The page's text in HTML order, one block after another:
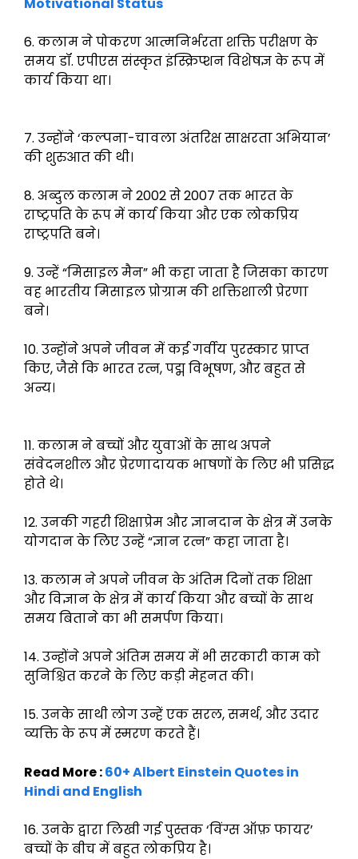
6. कलाम ने पोकरण आत्मनिर्भरता शक्ति परीक्षण के
समय डॉ. एपीएस संस्कृत इंस्क्रिप्शन विशेषज्ञ के रूप में
कार्य किया था।
7. उन्होंने ‘कल्पना-चावला अंतरिक्ष साक्षरता अभियान’
की शुरुआत की थी।
8. अब्दुल कलाम ने 2002 से 2007 तक भारत के
राष्ट्रपति के रूप में कार्य किया और एक लोकप्रिय
राष्ट्रपति बने।
9. उन्हें “मिसाइल मैन” भी कहा जाता है जिसका कारण
वह भारतीय मिसाइल प्रोग्राम की शक्तिशाली प्रेरणा
बने।
10. उन्होंने अपने जीवन में कई गर्वीय पुरस्कार प्राप्त
किए, जैसे कि भारत रत्न, पद्म विभूषण, और बहुत से
अन्य।
11. कलाम ने बच्चों और युवाओं के साथ अपने
संवेदनशील और प्रेरणादायक भाषणों के लिए भी प्रसिद्ध
होते थे।
12. उनकी गहरी शिक्षाप्रेम और ज्ञानदान के क्षेत्र में उनके
योगदान के लिए उन्हें “ज्ञान रत्न” कहा जाता है।
13. कलाम ने अपने जीवन के अंतिम दिनों तक शिक्षा
और विज्ञान के क्षेत्र में कार्य किया और बच्चों के साथ
समय बिताने का भी समर्पण किया।
14. उन्होंने अपने अंतिम समय में भी सरकारी काम को
सुनिश्चित करने के लिए कड़ी मेहनत की।
15. उनके साथी लोग उन्हें एक सरल, समर्थ, और उदार
व्यक्ति के रूप में स्मरण करते हैं।
Read More :60+ Albert Einstein Quotes in
Hindi and English
16. उनके द्वारा लिखी गई पुस्तक ‘विंग्स ऑफ़ फायर’
बच्चों के बीच में बहुत लोकप्रिय है।